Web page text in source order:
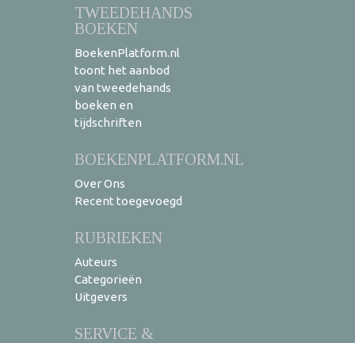
TWEEDEHANDS
BOEKEN
BoekenPlatform.nl
toont het aanbod
van tweedehands
boeken en
tijdschriften
BOEKENPLATFORM.NL
Over Ons
Recent toegevoegd
RUBRIEKEN
Auteurs
Categorieën
Uitgevers
SERVICE &